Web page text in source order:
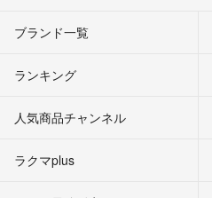
ブランド一覧
ランキング
人気商品チャンネル
ラクマplus